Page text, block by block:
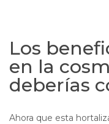
Los
en la
deberías
Ahora que esta